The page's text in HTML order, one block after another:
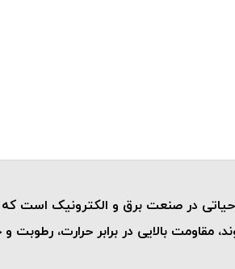
در صنعت برق و الکترونیک است
بالایی در برابر حرارت،